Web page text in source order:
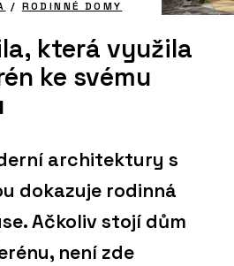
/ RODINNÉ DOMY
která využila
ke svému
architektury s
dokazuje rodinná
Ačkoliv stojí dům
není zde